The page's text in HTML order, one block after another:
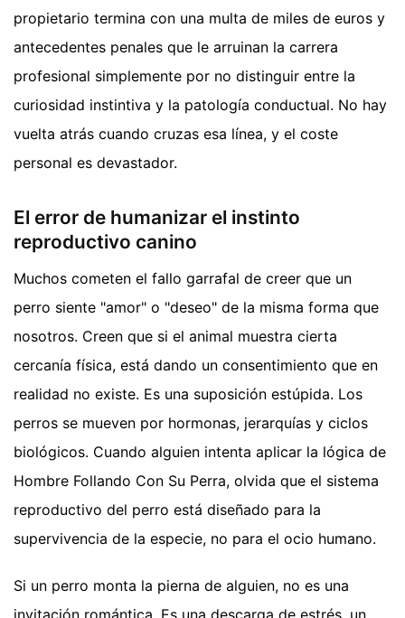
propietario termina con una multa de miles de euros y
antecedentes penales que le arruinan la carrera
profesional simplemente por no distinguir entre la
curiosidad instintiva y la patología conductual. No hay
vuelta atrás cuando cruzas esa línea, y el coste
personal es devastador.
El error de humanizar el instinto
reproductivo canino
Muchos cometen el fallo garrafal de creer que un
perro siente "amor" o "deseo" de la misma forma que
nosotros. Creen que si el animal muestra cierta
cercanía física, está dando un consentimiento que en
realidad no existe. Es una suposición estúpida. Los
perros se mueven por hormonas, jerarquías y ciclos
biológicos. Cuando alguien intenta aplicar la lógica de
Hombre Follando Con Su Perra, olvida que el sistema
reproductivo del perro está diseñado para la
supervivencia de la especie, no para el ocio humano.
Si un perro monta la pierna de alguien, no es una
invitación romántica. Es una descarga de estrés, un